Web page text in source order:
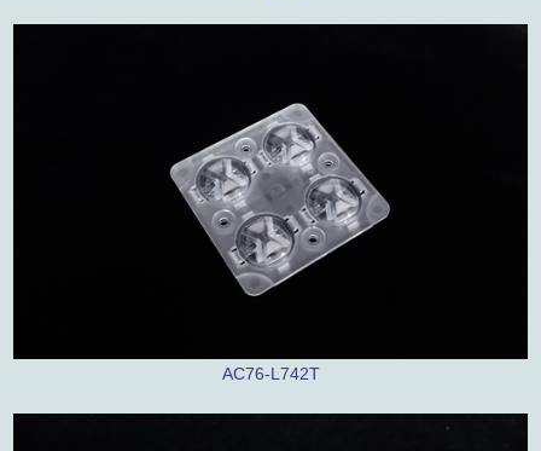
AC76-L742T